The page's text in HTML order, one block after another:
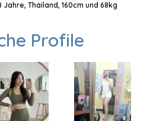
Jahre, Thailand, 160cm und 68kg
Profile